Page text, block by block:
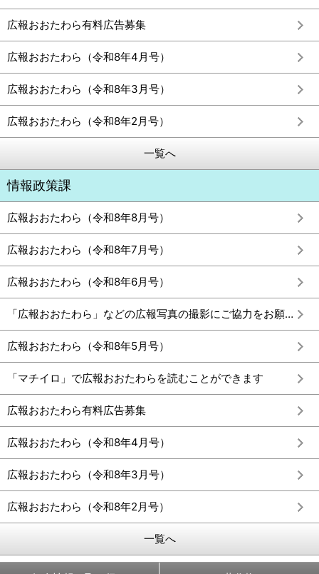
広報おおたわら有料広告募集
広報おおたわら（令和8年4月号）
広報おおたわら（令和8年3月号）
広報おおたわら（令和8年2月号）
一覧へ
情報政策課
広報おおたわら（令和8年8月号）
広報おおたわら（令和8年7月号）
広報おおたわら（令和8年6月号）
「広報おおたわら」などの広報写真の撮影にご協力をお願いします
広報おおたわら（令和8年5月号）
「マチイロ」で広報おおたわらを読むことができます
広報おおたわら有料広告募集
広報おおたわら（令和8年4月号）
広報おおたわら（令和8年3月号）
広報おおたわら（令和8年2月号）
一覧へ